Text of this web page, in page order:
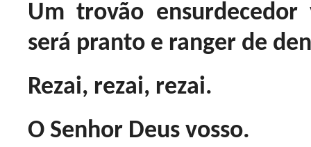
Um trovão
será pranto e ranger de
Rezai, rezai, rezai.
O Senhor Deus vosso.